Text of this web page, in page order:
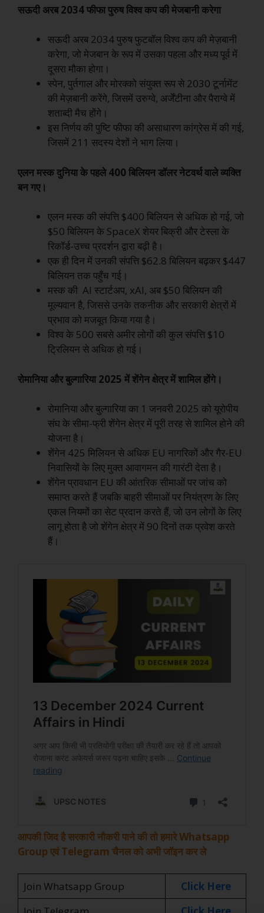
सऊदी अरब 2034 फीफा पुरुष विश्व कप की मेजबानी करेगा
सऊदी अरब 2034 पुरुष फुटबॉल विश्व कप की मेज़बानी
करेगा, जो मेजबान के रूप में उसका पहला और मध्य पूर्व में
दूसरा मौका होगा।
स्पेन, पुर्तगाल और मोरक्को संयुक्त रूप से 2030 टूर्नामेंट
की मेज़बानी करेंगे, जिसमें उरुग्वे, अर्जेंटीना और पैराग्वे में
शताब्दी मैच होंगे।
इस निर्णय की पुष्टि फीफा की असाधारण कांग्रेस में की गई,
जिसमें 211 सदस्य देशों ने भाग लिया।
एलन मस्क दुनिया के पहले 400 बिलियन डॉलर नेटवर्थ वाले व्यक्ति
बन गए।
एलन मस्क की संपत्ति $400 बिलियन से अधिक हो गई, जो
$50 बिलियन के SpaceX शेयर बिक्री और टेस्ला के
रिकॉर्ड-उच्च प्रदर्शन द्वारा बढ़ी है।
एक ही दिन में उनकी संपत्ति $62.8 बिलियन बढ़कर $447
बिलियन तक पहुँच गई।
मस्क की AI स्टार्टअप, xAI, अब $50 बिलियन की
मूल्यवान है, जिससे उनके तकनीक और सरकारी क्षेत्रों में
प्रभाव को मजबूत किया गया है।
विश्व के 500 सबसे अमीर लोगों की कुल संपत्ति $10
ट्रिलियन से अधिक हो गई।
रोमानिया और बुल्गारिया 2025 में शेंगेन क्षेत्र में शामिल होंगे।
रोमानिया और बुल्गारिया का 1 जनवरी 2025 को यूरोपीय
संघ के सीमा-फ्री शेंगेन क्षेत्र में पूरी तरह से शामिल होने की
योजना है।
शेंगेन 425 मिलियन से अधिक EU नागरिकों और गैर-EU
निवासियों के लिए मुक्त आवागमन की गारंटी देता है।
शेंगेन प्रावधान EU की आंतरिक सीमाओं पर जांच को
समाप्त करते हैं जबकि बाहरी सीमाओं पर नियंत्रण के लिए
एकल नियमों का सेट प्रदान करते हैं, जो उन लोगों के लिए
लागू होता है जो शेंगेन क्षेत्र में 90 दिनों तक प्रवेश करते
हैं।
आपकी जिद है सरकारी नौकरी पाने की तो हमारे Whatsapp
Group एवं Telegram चैनल को अभी जॉइन कर ले
Join Whatsapp Group
Click Here